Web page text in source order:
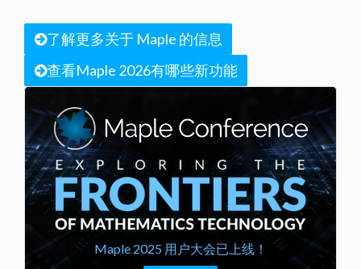
了解更多关于 Maple 的信息
查看Maple 2026有哪些新功能
Maple 2025 用户大会已上线！